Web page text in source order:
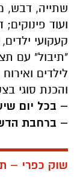
שתייה, דבש,
ועוד פינוקים;
קעקועי
"תיבול" עם
לילדים
והכנת סוגי
– בכל יום
– ברחבת
שוק כפרי –